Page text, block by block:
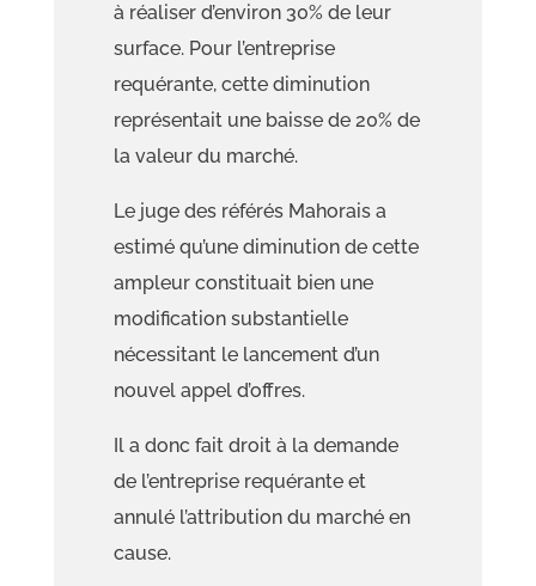
à réaliser d’environ 30% de leur
surface. Pour l’entreprise
requérante, cette diminution
représentait une baisse de 20% de
la valeur du marché.
Le juge des référés Mahorais a
estimé qu’une diminution de cette
ampleur constituait bien une
modification substantielle
nécessitant le lancement d’un
nouvel appel d’offres.
Il a donc fait droit à la demande
de l’entreprise requérante et
annulé l’attribution du marché en
cause.